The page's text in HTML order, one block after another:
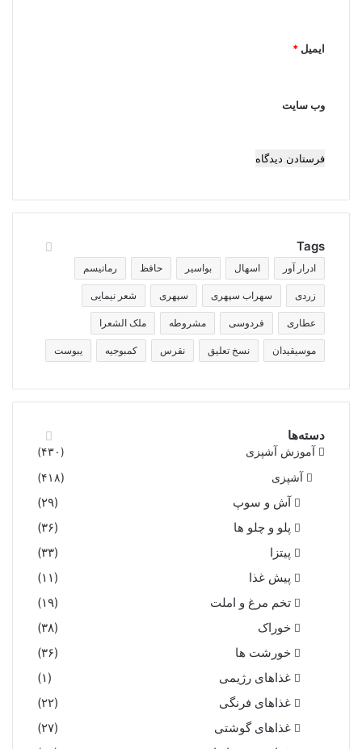
ایمیل *
وب‌ سایت
Tags
ادرار آور اسهال بواسیر حافظ رماتیسم
زردی سهراب سپهری سپهری شعر نیمایی
عطاری فردوسی مشروطه ملک الشعرا
موسیقیدان نسخ تعلیق نقرس کمبوجیه یبوست
دسته‌ها
آموزش آشپزی (۴۳۰)
آشپزی (۴۱۸)
آش و سوپ
(۲۹)
پلو و چلو ها
(۳۶)
پیتزا
(۳۳)
پیش غذا
(۱۱)
تخم مرغ و املت
(۱۹)
خوراک
(۳۸)
خورشت ها
(۳۶)
غذاهای رژیمی
(۱)
غذاهای فرنگی
(۲۲)
غذاهای گوشتی
(۲۷)